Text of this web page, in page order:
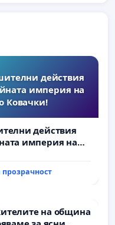
действия
империя на
Ковачки!
действия
империя на
на община